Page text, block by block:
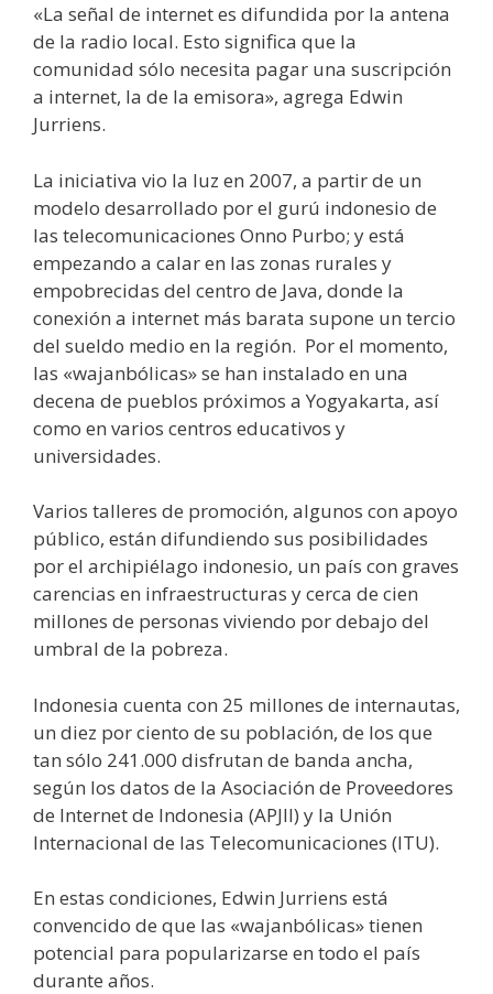
«La señal de internet es difundida por la antena
de la radio local. Esto significa que la
comunidad sólo necesita pagar una suscripción
a internet, la de la emisora», agrega Edwin
Jurriens.
La iniciativa vio la luz en 2007, a partir de un
modelo desarrollado por el gurú indonesio de
las telecomunicaciones Onno Purbo; y está
empezando a calar en las zonas rurales y
empobrecidas del centro de Java, donde la
conexión a internet más barata supone un tercio
del sueldo medio en la región. Por el momento,
las «wajanbólicas» se han instalado en una
decena de pueblos próximos a Yogyakarta, así
como en varios centros educativos y
universidades.
Varios talleres de promoción, algunos con apoyo
público, están difundiendo sus posibilidades
por el archipiélago indonesio, un país con graves
carencias en infraestructuras y cerca de cien
millones de personas viviendo por debajo del
umbral de la pobreza.
Indonesia cuenta con 25 millones de internautas,
un diez por ciento de su población, de los que
tan sólo 241.000 disfrutan de banda ancha,
según los datos de la Asociación de Proveedores
de Internet de Indonesia (APJII) y la Unión
Internacional de las Telecomunicaciones (ITU).
En estas condiciones, Edwin Jurriens está
convencido de que las «wajanbólicas» tienen
potencial para popularizarse en todo el país
durante años.